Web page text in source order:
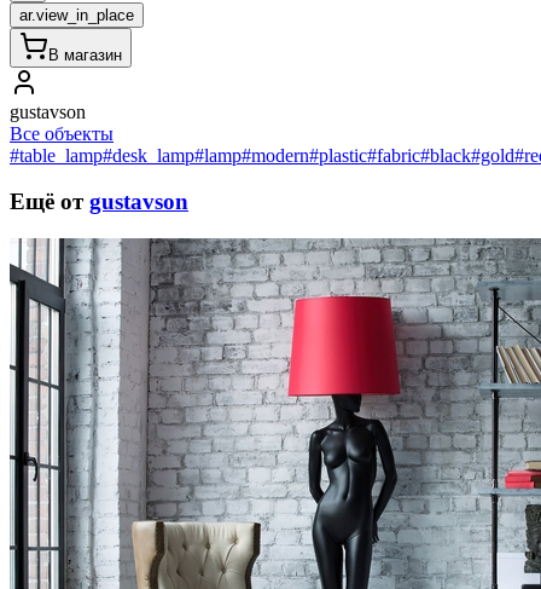
ar.view_in_place
В магазин
gustavson
Все объекты
#table_lamp#desk_lamp#lamp#modern#plastic#fabric#black#gold
Ещё от gustavson